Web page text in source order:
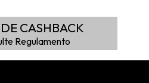
CASHBACK
Regulamento